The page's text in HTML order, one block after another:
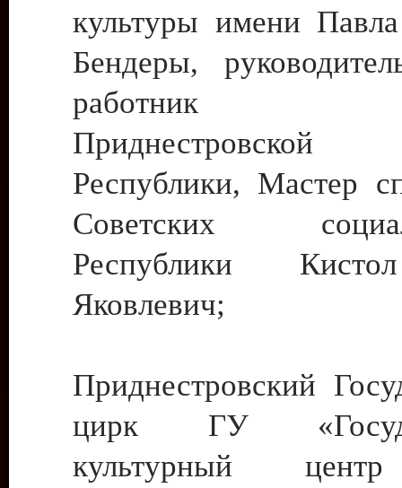
культуры имени
Бендеры,
работник
Приднестровской
Республики, Мастер
Советских
Республики
Яковлевич;
Приднестровский
цирк ГУ
культурный